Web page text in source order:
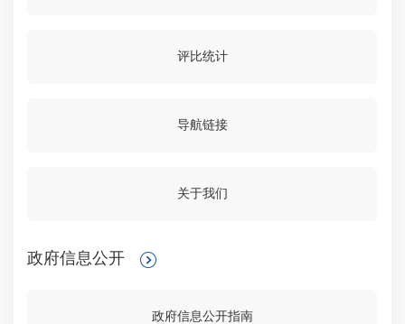
评比统计
导航链接
关于我们
政府信息公开
政府信息公开指南